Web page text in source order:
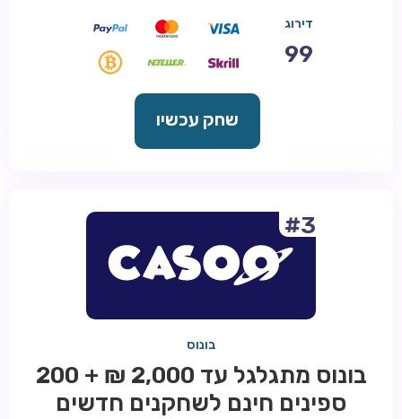
דירוג
99
שחק עכשיו
#3
בונוס
בונוס מתגלגל עד 2,000 ₪ + 200
ספינים חינם לשחקנים חדשים